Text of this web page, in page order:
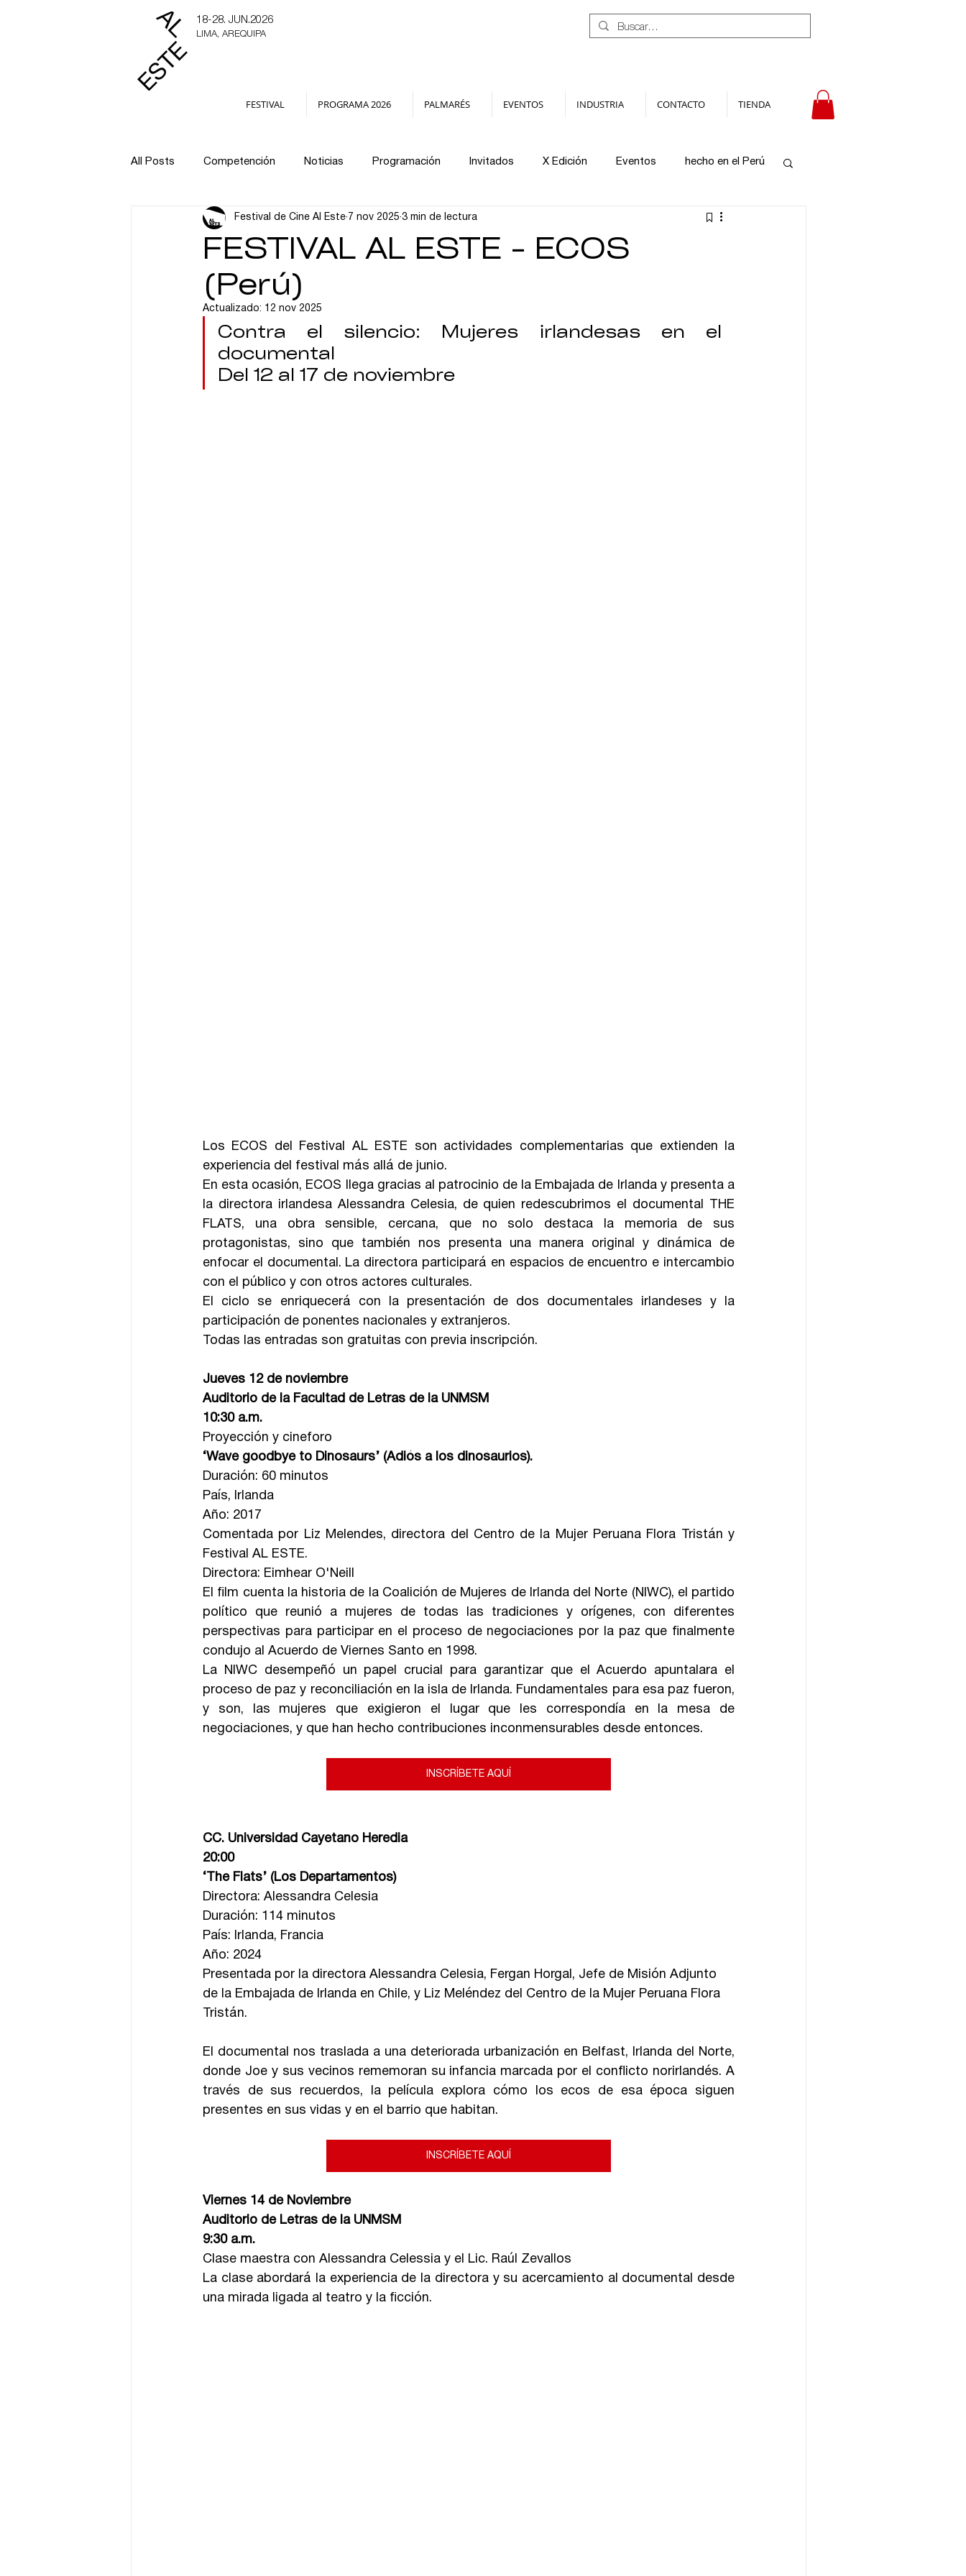
18-28. JUN.2026
LIMA, AREQUIPA
FESTIVAL PROGRAMA 2026 PALMARÉS EVENTOS INDUSTRIA CONTACTO TIENDA
All Posts Competención Noticias Programación Invitados X Edición Eventos hecho en el Perú
cortometrajes cortos Jurados Distribución Archivo
FESTIVAL AL ESTE - ECOS
(Perú)
Festival de Cine Al Este 7 nov 2025 3 min de lectura
Actualizado: 12 nov 2025
Contra el silencio: Mujeres irlandesas en el
documental
Del 12 al 17 de noviembre
Los ECOS del Festival AL ESTE son actividades complementarias que extienden la
experiencia del festival más allá de junio.
En esta ocasión, ECOS llega gracias al patrocinio de la Embajada de Irlanda y presenta a
la directora irlandesa Alessandra Celesia, de quien redescubrimos el documental THE
FLATS, una obra sensible, cercana, que no solo destaca la memoria de sus
protagonistas, sino que también nos presenta una manera original y dinámica de
enfocar el documental. La directora participará en espacios de encuentro e intercambio
con el público y con otros actores culturales.
El ciclo se enriquecerá con la presentación de dos documentales irlandeses y la
participación de ponentes nacionales y extranjeros.
Todas las entradas son gratuitas con previa inscripción.
Jueves 12 de noviembre
Auditorio de la Facultad de Letras de la UNMSM
10:30 a.m.
Proyección y cineforo
‘Wave goodbye to Dinosaurs’ (Adiós a los dinosaurios).
Duración: 60 minutos
País, Irlanda
Año: 2017
Comentada por Liz Melendes, directora del Centro de la Mujer Peruana Flora Tristán y
Festival AL ESTE.
Directora: Eimhear O'Neill
El film cuenta la historia de la Coalición de Mujeres de Irlanda del Norte (NIWC), el partido
político que reunió a mujeres de todas las tradiciones y orígenes, con diferentes
perspectivas para participar en el proceso de negociaciones por la paz que finalmente
condujo al Acuerdo de Viernes Santo en 1998.
La NIWC desempeñó un papel crucial para garantizar que el Acuerdo apuntalara el
proceso de paz y reconciliación en la isla de Irlanda. Fundamentales para esa paz fueron,
y son, las mujeres que exigieron el lugar que les correspondía en la mesa de
negociaciones, y que han hecho contribuciones inconmensurables desde entonces.
INSCRÍBETE AQUÍ
CC. Universidad Cayetano Heredia
20:00
‘The Flats’ (Los Departamentos)
Directora: Alessandra Celesia
Duración: 114 minutos
País: Irlanda, Francia
Año: 2024
Presentada por la directora Alessandra Celesia, Fergan Horgal, Jefe de Misión Adjunto
de la Embajada de Irlanda en Chile, y Liz Meléndez del Centro de la Mujer Peruana Flora
Tristán.
El documental nos traslada a una deteriorada urbanización en Belfast, Irlanda del Norte,
donde Joe y sus vecinos rememoran su infancia marcada por el conflicto norirlandés. A
través de sus recuerdos, la película explora cómo los ecos de esa época siguen
presentes en sus vidas y en el barrio que habitan.
INSCRÍBETE AQUÍ
Viernes 14 de Noviembre
Auditorio de Letras de la UNMSM
9:30 a.m.
Clase maestra con Alessandra Celessia y el Lic. Raúl Zevallos
La clase abordará la experiencia de la directora y su acercamiento al documental desde
una mirada ligada al teatro y la ficción.